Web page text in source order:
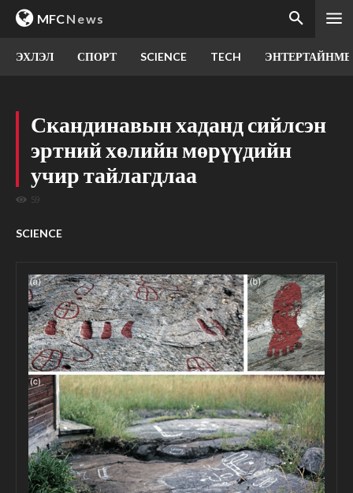
MFCNews
ЭХЛЭЛ СПОРТ SCIENCE TECH
Скандинавын хаданд сийлсэн
эртний хөлийн мөрүүдийн
учир тайлагдлаа
59
SCIENCE